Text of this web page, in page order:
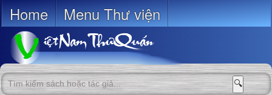
Home Menu Thư viện
🔍